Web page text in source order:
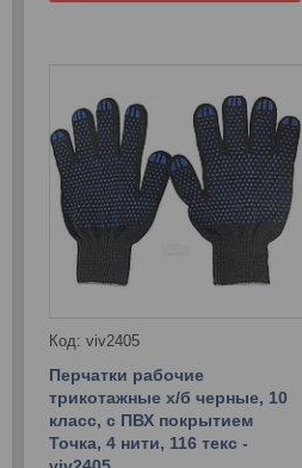
viv2405
Перчатки рабочие
трикотажные х/б черные, 10
класс, с ПВХ покрытием
Точка, 4 нити, 116 текс -